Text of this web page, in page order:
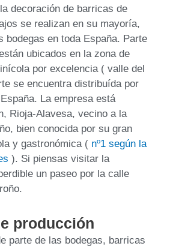
decoración de barricas de
se realizan en su mayoría,
bodegas en toda España. Parte
ubicados en la zona de
por excelencia ( valle del
se encuentra distribuída por
La empresa está
Rioja-Alavesa, vecino a la
bien conocida por su gran
y gastronómica ( nº1 según la
). Si piensas visitar la
un paseo por la calle
producción
parte de las bodegas, barricas